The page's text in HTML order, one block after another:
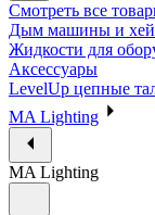
Смотреть все
Дым машины и
Жидкости для
Аксессуары
LevelUp цепные
MA Lighting
MA Lighting